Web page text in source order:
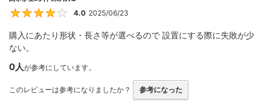
4
4.0 2025/06/23
購入にあたり形状・長さ等が選べるので 設置にする際に失敗が少
ない。
0人が参考にしています。
このレビューは参考になりましたか？ 参考になった